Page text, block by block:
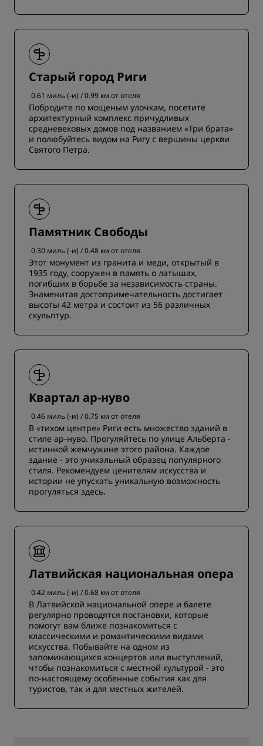
Старый город Риги
0.61 миль (-и) / 0.99 км от отеля
Побродите по мощеным улочкам, посетите
архитектурный комплекс причудливых
средневековых домов под названием «Три брата»
и полюбуйтесь видом на Ригу с вершины церкви
Святого Петра.
Памятник Свободы
0.30 миль (-и) / 0.48 км от отеля
Этот монумент из гранита и меди, открытый в
1935 году, сооружен в память о латышах,
погибших в борьбе за независимость страны.
Знаменитая достопримечательность достигает
высоты 42 метра и состоит из 56 различных
скульптур.
Квартал ар-нуво
0.46 миль (-и) / 0.75 км от отеля
В «тихом центре» Риги есть множество зданий в
стиле ар-нуво. Прогуляйтесь по улице Альберта -
истинной жемчужине этого района. Каждое
здание - это уникальный образец популярного
стиля. Рекомендуем ценителям искусства и
истории не упускать уникальную возможность
прогуляться здесь.
Латвийская национальная опера
0.42 миль (-и) / 0.68 км от отеля
В Латвийской национальной опере и балете
регулярно проводятся постановки, которые
помогут вам ближе познакомиться с
классическими и романтическими видами
искусства. Побывайте на одном из
запоминающихся концертов или выступлений,
чтобы познакомиться с местной культурой - это
по-настоящему особенные события как для
туристов, так и для местных жителей.